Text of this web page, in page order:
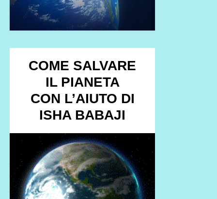
COME SALVARE
IL PIANETA
CON L’AIUTO DI
ISHA BABAJI